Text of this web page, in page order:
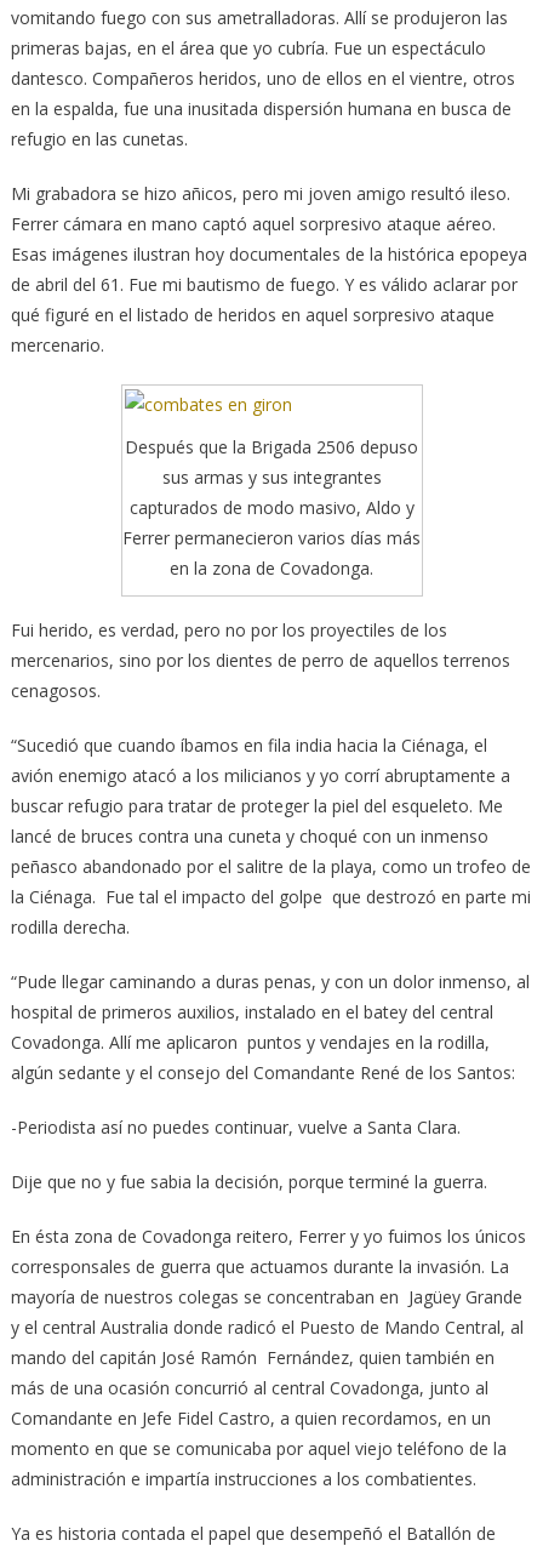
vomitando fuego con sus ametralladoras. Allí se produjeron las
primeras bajas, en el área que yo cubría. Fue un espectáculo
dantesco. Compañeros heridos, uno de ellos en el vientre, otros
en la espalda, fue una inusitada dispersión humana en busca de
refugio en las cunetas.
Mi grabadora se hizo añicos, pero mi joven amigo resultó ileso.
Ferrer cámara en mano captó aquel sorpresivo ataque aéreo.
Esas imágenes ilustran hoy documentales de la histórica epopeya
de abril del 61. Fue mi bautismo de fuego. Y es válido aclarar por
qué figuré en el listado de heridos en aquel sorpresivo ataque
mercenario.
Después que la Brigada 2506 depuso
sus armas y sus integrantes
capturados de modo masivo, Aldo y
Ferrer permanecieron varios días más
en la zona de Covadonga.
Fui herido, es verdad, pero no por los proyectiles de los
mercenarios, sino por los dientes de perro de aquellos terrenos
cenagosos.
“Sucedió que cuando íbamos en fila india hacia la Ciénaga, el
avión enemigo atacó a los milicianos y yo corrí abruptamente a
buscar refugio para tratar de proteger la piel del esqueleto. Me
lancé de bruces contra una cuneta y choqué con un inmenso
peñasco abandonado por el salitre de la playa, como un trofeo de
la Ciénaga. Fue tal el impacto del golpe que destrozó en parte mi
rodilla derecha.
“Pude llegar caminando a duras penas, y con un dolor inmenso, al
hospital de primeros auxilios, instalado en el batey del central
Covadonga. Allí me aplicaron puntos y vendajes en la rodilla,
algún sedante y el consejo del Comandante René de los Santos:
-Periodista así no puedes continuar, vuelve a Santa Clara.
Dije que no y fue sabia la decisión, porque terminé la guerra.
En ésta zona de Covadonga reitero, Ferrer y yo fuimos los únicos
corresponsales de guerra que actuamos durante la invasión. La
mayoría de nuestros colegas se concentraban en Jagüey Grande
y el central Australia donde radicó el Puesto de Mando Central, al
mando del capitán José Ramón Fernández, quien también en
más de una ocasión concurrió al central Covadonga, junto al
Comandante en Jefe Fidel Castro, a quien recordamos, en un
momento en que se comunicaba por aquel viejo teléfono de la
administración e impartía instrucciones a los combatientes.
Ya es historia contada el papel que desempeñó el Batallón de